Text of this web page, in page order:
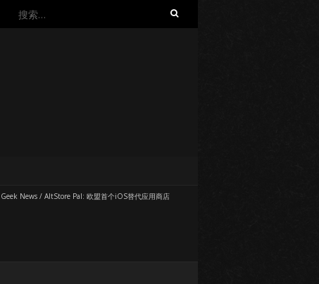
搜
Geek News / AltStore Pal: 欧盟首个iOS替代应用商店